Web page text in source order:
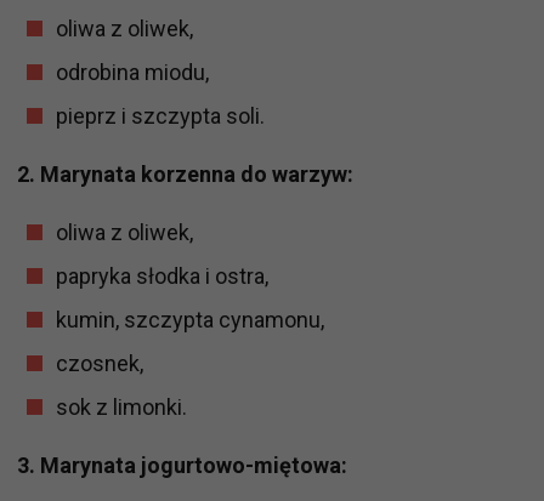
oliwa z oliwek,
odrobina miodu,
pieprz i szczypta soli.
2. Marynata korzenna do warzyw:
oliwa z oliwek,
papryka słodka i ostra,
kumin, szczypta cynamonu,
czosnek,
sok z limonki.
3. Marynata jogurtowo-miętowa: